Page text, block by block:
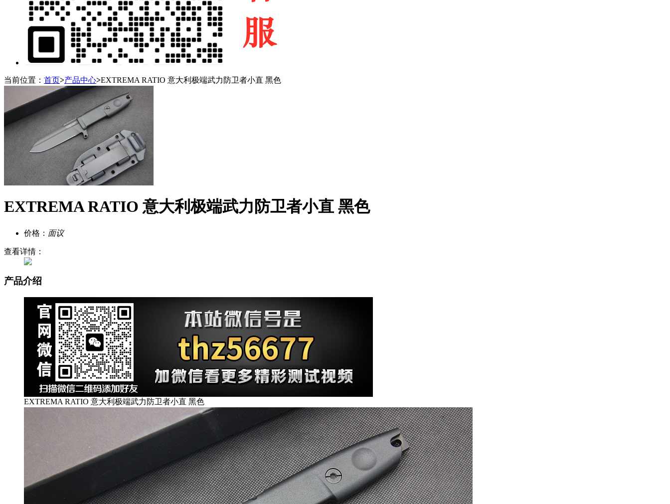
当前位置： 首页>产品中心>EXTREMA RATIO 意大利极端武力防卫者小直 黑色
EXTREMA RATIO 意大利极端武力防卫者小直 黑色
价格： 面议
查看详情：
产品介绍
EXTREMA RATIO 意大利极端武力防卫者小直 黑色